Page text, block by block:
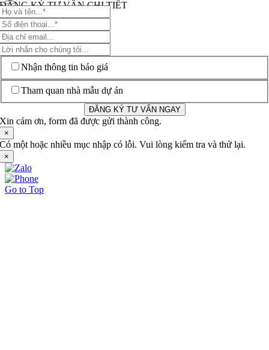
ĐĂNG KÝ TƯ VẤN CHI TIẾT
Nhận thông tin báo giá
Tham quan nhà mẫu dự án
ĐĂNG KÝ TƯ VẤN NGAY
Xin cảm ơn, form đã được gửi thành công.
×
Có một hoặc nhiều mục nhập có lỗi. Vui lòng kiểm tra và thử lại.
×
Go to Top